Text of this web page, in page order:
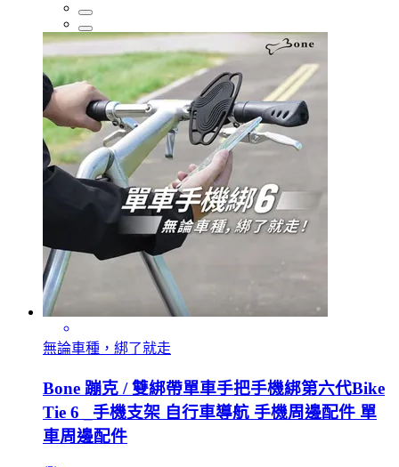
無論車種，綁了就走
Bone 蹦克 / 雙綁帶單車手把手機綁第六代Bike
Tie 6 _手機支架 自行車導航 手機周邊配件 單
車周邊配件